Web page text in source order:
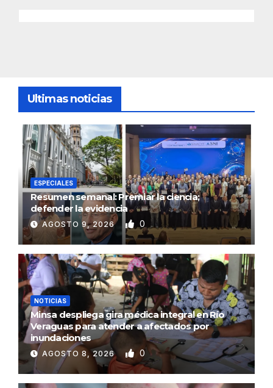
Ultimas noticias
ESPECIALES
Resumen semanal: Premiar la ciencia;
defender la evidencia
AGOSTO 9, 2026 0
NOTICIAS
Minsa despliega gira médica integral en Río
Veraguas para atender a afectados por
inundaciones
AGOSTO 8, 2026 0